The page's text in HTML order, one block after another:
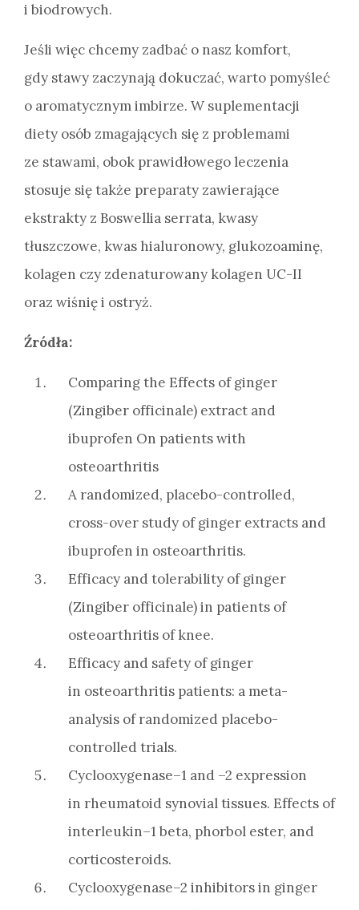
i biodrowych.
Jeśli więc chcemy zadbać o nasz komfort,
gdy stawy zaczynają dokuczać, warto pomyśleć
o aromatycznym imbirze. W suplementacji
diety osób zmagających się z problemami
ze stawami, obok prawidłowego leczenia
stosuje się także preparaty zawierające
ekstrakty z Boswellia serrata, kwasy
tłuszczowe, kwas hialuronowy, glukozoaminę,
kolagen czy zdenaturowany kolagen UC-II
oraz wiśnię i ostryż.
Źródła:
Comparing the Effects of ginger
(Zingiber officinale) extract and
ibuprofen On patients with
osteoarthritis
A randomized, placebo-controlled,
cross-over study of ginger extracts and
ibuprofen in osteoarthritis.
Efficacy and tolerability of ginger
(Zingiber officinale) in patients of
osteoarthritis of knee.
Efficacy and safety of ginger
in osteoarthritis patients: a meta-
analysis of randomized placebo-
controlled trials.
Cyclooxygenase–1 and –2 expression
in rheumatoid synovial tissues. Effects of
interleukin–1 beta, phorbol ester, and
corticosteroids.
Cyclooxygenase–2 inhibitors in ginger